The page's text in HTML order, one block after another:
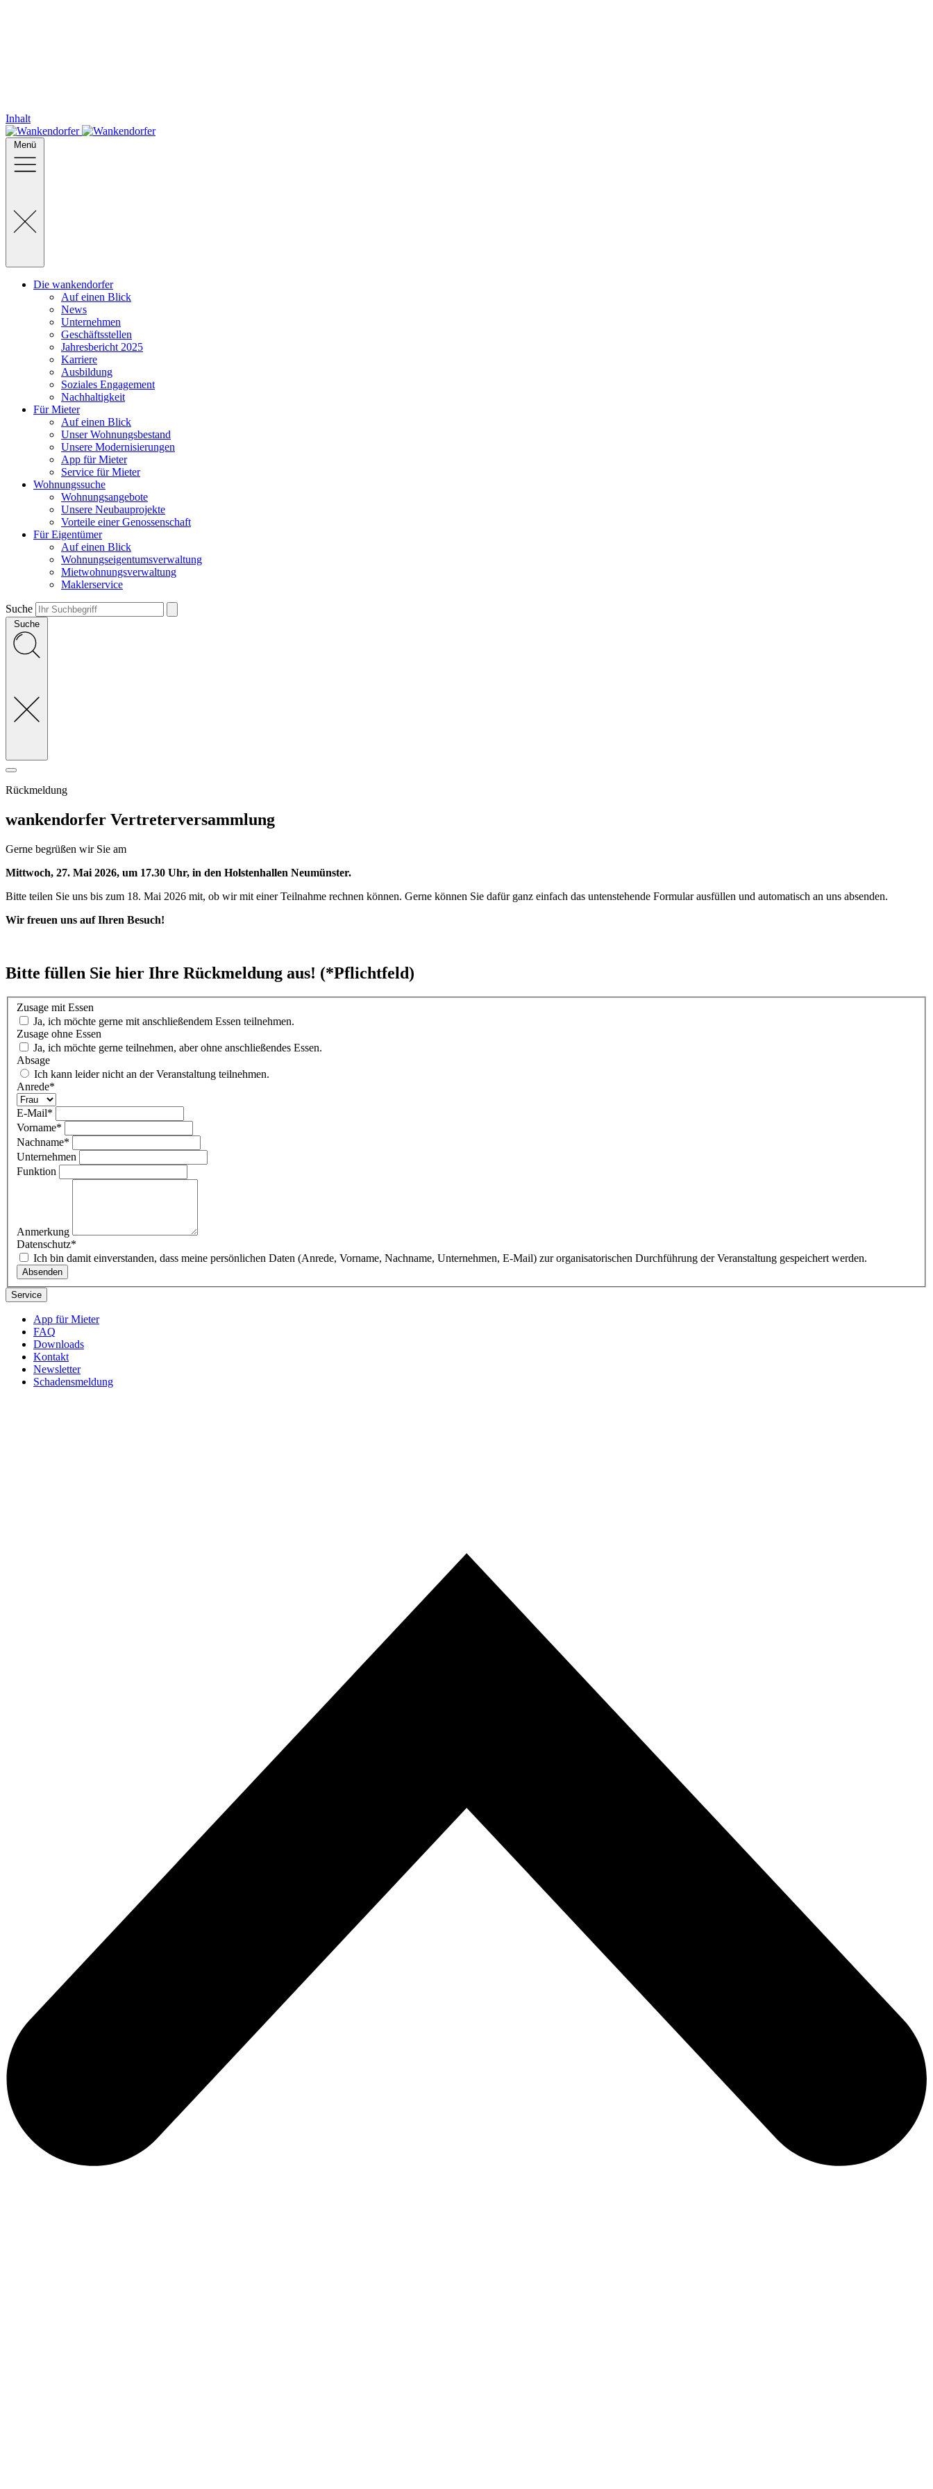
Inhalt
Menü
Die wankendorfer
Auf einen Blick
News
Unternehmen
Geschäftsstellen
Jahresbericht 2025
Karriere
Ausbildung
Soziales Engagement
Nachhaltigkeit
Für Mieter
Auf einen Blick
Unser Wohnungsbestand
Unsere Modernisierungen
App für Mieter
Service für Mieter
Wohnungssuche
Wohnungsangebote
Unsere Neubauprojekte
Vorteile einer Genossenschaft
Für Eigentümer
Auf einen Blick
Wohnungseigentumsverwaltung
Mietwohnungsverwaltung
Maklerservice
Suche
Suche
Rückmeldung
wankendorfer Vertreterversammlung
Gerne begrüßen wir Sie am
Mittwoch, 27. Mai 2026, um 17.30 Uhr, in den Holstenhallen Neumünster.
Bitte teilen Sie uns bis zum 18. Mai 2026 mit, ob wir mit einer Teilnahme rechnen können. Gerne können Sie dafür ganz einfach das untenstehende Formular ausfüllen und automatisch an uns absenden.
Wir freuen uns auf Ihren Besuch!
Bitte füllen Sie hier Ihre Rückmeldung aus! (*Pflichtfeld)
Zusage mit Essen
Ja, ich möchte gerne mit anschließendem Essen teilnehmen.
Zusage ohne Essen
Ja, ich möchte gerne teilnehmen, aber ohne anschließendes Essen.
Absage
Ich kann leider nicht an der Veranstaltung teilnehmen.
Anrede*
E-Mail*
Vorname*
Nachname*
Unternehmen
Funktion
Anmerkung
Datenschutz*
Ich bin damit einverstanden, dass meine persönlichen Daten (Anrede, Vorname, Nachname, Unternehmen, E-Mail) zur organisatorischen Durchführung der Veranstaltung gespeichert werden.
Absenden
Service
App für Mieter
FAQ
Downloads
Kontakt
Newsletter
Schadensmeldung